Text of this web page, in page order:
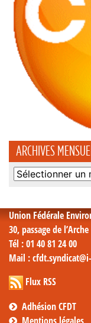
ARCHIVES
Archives
Union Fédérale
30, passage de l’Arche
Tél : 01 40 81 24 00
Mail :
Flux RSS
Adhésion CFDT